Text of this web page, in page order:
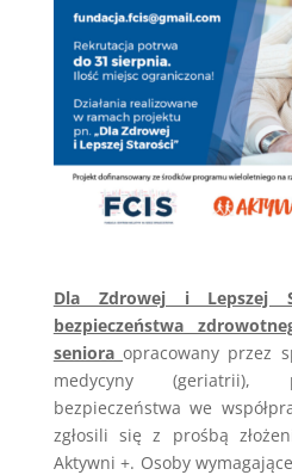
Dla Zdrowej i Lepszej
bezpieczeństwa
senioraopracowany przez
medycyny (geriatrii),
bezpieczeństwa we
zgłosili się z prośbą
Aktywni +. Osoby